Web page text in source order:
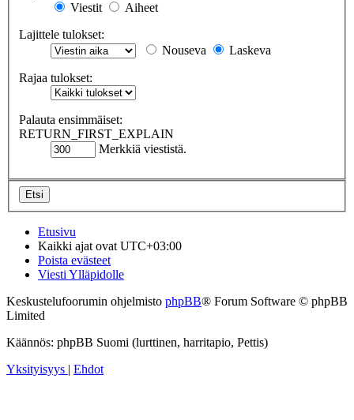
Viestit
Aiheet
Lajittele tulokset:
Nouseva
Laskeva
Rajaa tulokset:
Palauta ensimmäiset:
RETURN_FIRST_EXPLAIN
Merkkiä viestistä.
Etusivu
Kaikki ajat ovat UTC+03:00
Poista evästeet
Viesti Ylläpidolle
Keskustelufoorumin ohjelmisto phpBB® Forum Software © phpBB
Limited
Käännös: phpBB Suomi (lurttinen, harritapio, Pettis)
Yksityisyys | Ehdot